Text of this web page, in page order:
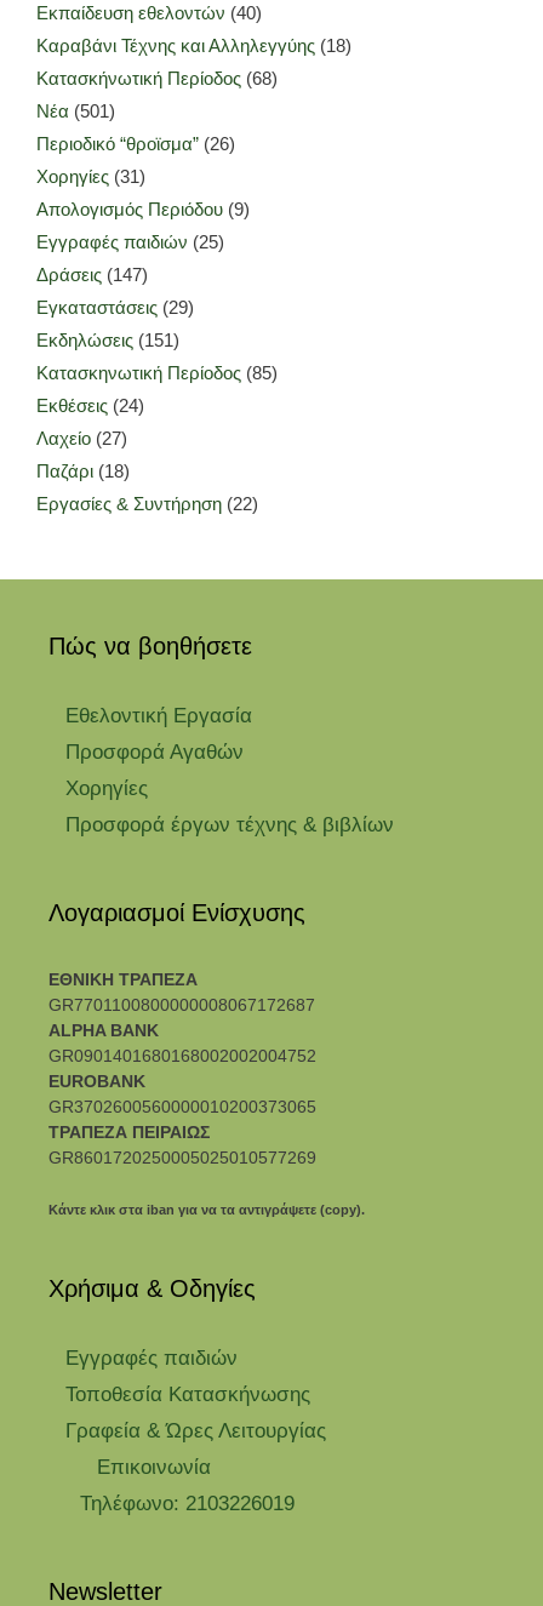
Εκπαίδευση εθελοντών (40)
Καραβάνι Τέχνης και Αλληλεγγύης (18)
Κατασκήνωτική Περίοδος (68)
Νέα (501)
Περιοδικό “θροϊσμα” (26)
Χορηγίες (31)
Απολογισμός Περιόδου (9)
Εγγραφές παιδιών (25)
Δράσεις (147)
Εγκαταστάσεις (29)
Εκδηλώσεις (151)
Κατασκηνωτική Περίοδος (85)
Εκθέσεις (24)
Λαχείο (27)
Παζάρι (18)
Εργασίες & Συντήρηση (22)
Πώς να βοηθήσετε
Εθελοντική Εργασία
Προσφορά Αγαθών
Χορηγίες
Προσφορά έργων τέχνης & βιβλίων
Λογαριασμοί Ενίσχυσης
ΕΘΝΙΚΗ ΤΡΑΠΕΖΑ
GR7701100800000008067172687
ALPHA BANK
GR0901401680168002002004752
EUROBANK
GR3702600560000010200373065
ΤΡΑΠΕΖΑ ΠΕΙΡΑΙΩΣ
GR8601720250005025010577269
Κάντε κλικ στα iban για να τα αντιγράψετε (copy).
Χρήσιμα & Οδηγίες
Eγγραφές παιδιών
Τοποθεσία Κατασκήνωσης
Γραφεία & Ώρες Λειτουργίας
Επικοινωνία
Τηλέφωνο: 2103226019
Newsletter